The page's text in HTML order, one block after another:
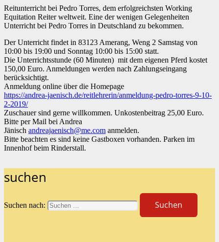
Reitunterricht bei Pedro Torres, dem erfolgreichsten Working
Equitation Reiter weltweit. Eine der wenigen Gelegenheiten
Unterricht bei Pedro Torres in Deutschland zu bekommen.
Der Unterricht findet in 83123 Amerang, Weng 2 Samstag von
10:00 bis 19:00 und Sonntag 10:00 bis 15:00 statt.
Die Unterrichtsstunde (60 Minuten) mit dem eigenen Pferd kostet
150,00 Euro. Anmeldungen werden nach Zahlungseingang
berücksichtigt.
Anmeldung online über die Homepage
https://andrea-jaenisch.de/reitlehrerin/anmeldung-pedro-torres-9-10-
2-2019/
Zuschauer sind gerne willkommen. Unkostenbeitrag 25,00 Euro.
Bitte per Mail bei Andrea
Jänisch andreajaenisch@me.com anmelden.
Bitte beachten es sind keine Gastboxen vorhanden. Parken im
Innenhof beim Rinderstall.
suchen
Suchen nach: